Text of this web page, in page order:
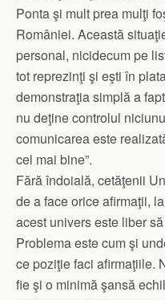
Ponta şi mult prea mulţi
României. Această
personal, nicidecum pe
tot reprezinţi şi eşti în
demonstraţia simplă a
nu deţine controlul
comunicarea este
cel mai bine”.
Fără îndoială, cetăţenii
de a face orice afirmaţii,
acest univers este liber
Problema este cum şi
ce poziţie faci afirmaţiile.
fie şi o minimă şansă